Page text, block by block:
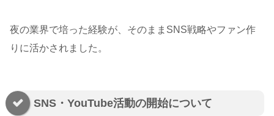
夜の業界で培った経験が、そのままSNS戦略やファン作
りに活かされました。
SNS・YouTube活動の開始について